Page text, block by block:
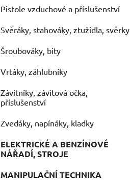
Pistole vzduchové a příslušenství
Svěráky, stahováky, ztužidla, svěrky
Šroubováky, bity
Vrtáky, záhlubníky
Závitníky, závitová očka,
příslušenství
Zvedáky, napínáky, kladky
ELEKTRICKÉ A BENZÍNOVÉ
NÁŘADÍ, STROJE
MANIPULAČNÍ TECHNIKA